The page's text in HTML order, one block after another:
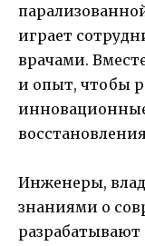
играет
врачами.
и опыт, чтобы
Инженеры,
знаниями о